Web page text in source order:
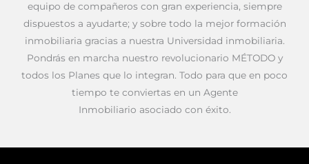
equipo de compañeros con gran experiencia, siempre
dispuestos a ayudarte; y sobre todo la mejor formación
inmobiliaria gracias a nuestra Universidad inmobiliaria.
Pondrás en marcha nuestro revolucionario MÉTODO y
todos los Planes que lo integran. Todo para que en poco
tiempo te conviertas en un Agente
Inmobiliario asociado con éxito.